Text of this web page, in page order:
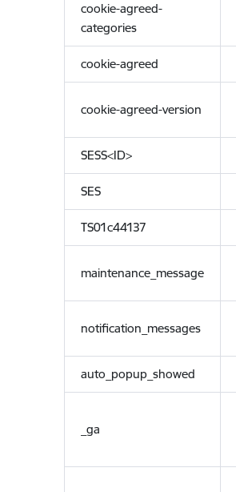
cookie-agreed-
categories
cookie-agreed
cookie-agreed-version
SESS<ID>
SES
TS01c44137
maintenance_message
notification_messages
auto_popup_showed
_ga